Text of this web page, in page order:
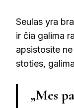
Seulas yra
ir čia galima
apsistosite
stoties,
„Mes